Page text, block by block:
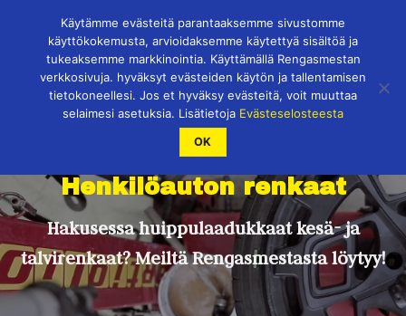
Henkilöauton renkaat
Hakusessa huippulaadukkaat kesä- ja
talvirenkaat? Meiltä Rengasmestasta löytyy!
Käytämme evästeitä parantaaksemme sivustomme
käyttökokemusta, arvioidaksemme käytettyä sisältöä ja
tukeaksemme markkinointia. Käyttämällä Rengasmestan
verkkosivuja. hyväksyt evästeiden käytön ja tallentamisen
tietokoneellesi. Jos et hyväksy evästeitä, voit muuttaa
selaimesi asetuksia. Lisätietoja Evästeselosteesta
OK